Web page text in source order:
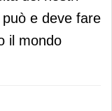
e deve fare
il mondo